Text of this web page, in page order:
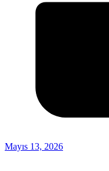
Mayıs 13, 2026